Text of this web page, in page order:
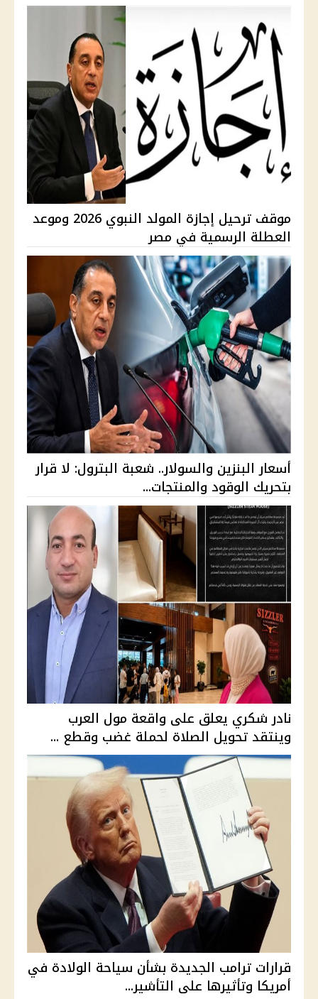
موقف ترحيل إجازة المولد النبوي 2026 وموعد
العطلة الرسمية في مصر
أسعار البنزين والسولار.. شعبة البترول: لا قرار
بتحريك الوقود والمنتجات...
نادر شكري يعلق على واقعة مول العرب
وينتقد تحويل الصلاة لحملة غضب وقطع ...
قرارات ترامب الجديدة بشأن سياحة الولادة في
أمريكا وتأثيرها على التأشير...